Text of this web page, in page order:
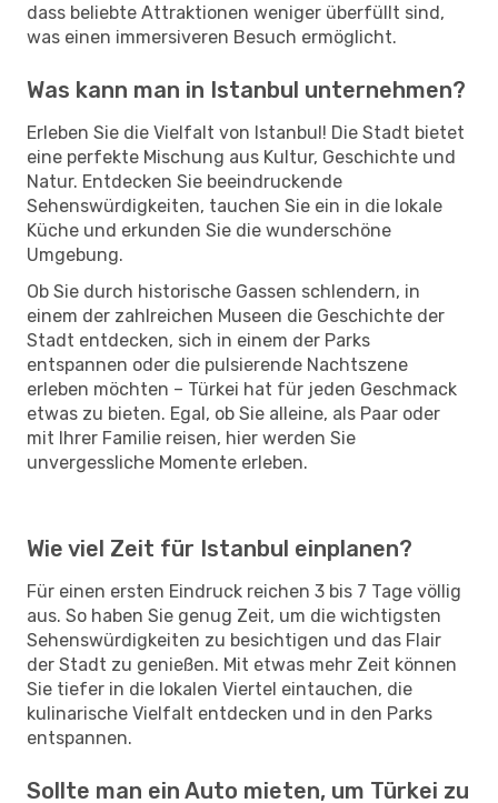
dass beliebte Attraktionen weniger überfüllt sind,
was einen immersiveren Besuch ermöglicht.
Was kann man in Istanbul unternehmen?
Erleben Sie die Vielfalt von Istanbul! Die Stadt bietet
eine perfekte Mischung aus Kultur, Geschichte und
Natur. Entdecken Sie beeindruckende
Sehenswürdigkeiten, tauchen Sie ein in die lokale
Küche und erkunden Sie die wunderschöne
Umgebung.
Ob Sie durch historische Gassen schlendern, in
einem der zahlreichen Museen die Geschichte der
Stadt entdecken, sich in einem der Parks
entspannen oder die pulsierende Nachtszene
erleben möchten – Türkei hat für jeden Geschmack
etwas zu bieten. Egal, ob Sie alleine, als Paar oder
mit Ihrer Familie reisen, hier werden Sie
unvergessliche Momente erleben.
Wie viel Zeit für Istanbul einplanen?
Für einen ersten Eindruck reichen 3 bis 7 Tage völlig
aus. So haben Sie genug Zeit, um die wichtigsten
Sehenswürdigkeiten zu besichtigen und das Flair
der Stadt zu genießen. Mit etwas mehr Zeit können
Sie tiefer in die lokalen Viertel eintauchen, die
kulinarische Vielfalt entdecken und in den Parks
entspannen.
Sollte man ein Auto mieten, um Türkei zu